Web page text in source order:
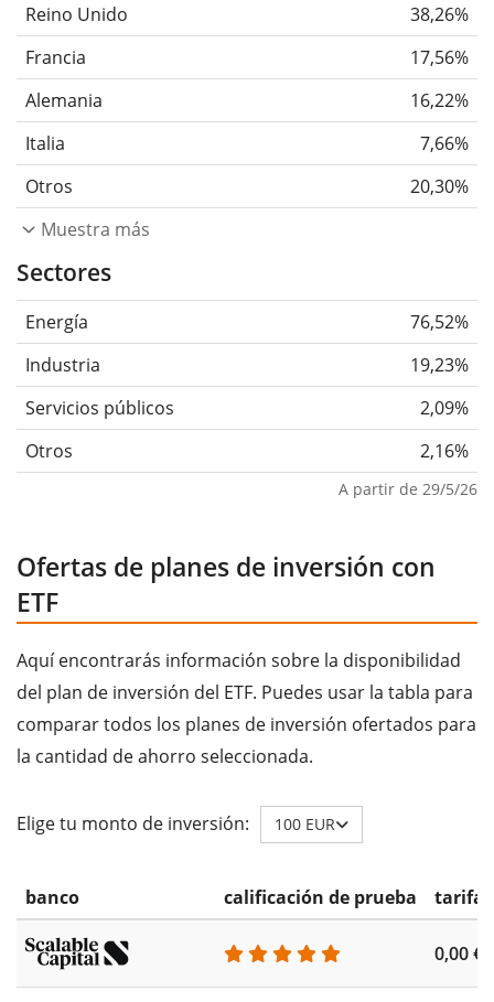
Reino Unido
38,26%
Francia
17,56%
Alemania
16,22%
Italia
7,66%
Otros
20,30%
Muestra más
Sectores
Energía
76,52%
Industria
19,23%
Servicios públicos
2,09%
Otros
2,16%
A partir de 29/5/26
Ofertas de planes de inversión con
ETF
Aquí encontrarás información sobre la disponibilidad
del plan de inversión del ETF. Puedes usar la tabla para
comparar todos los planes de inversión ofertados para
la cantidad de ahorro seleccionada.
Elige tu monto de inversión: 100 EUR
banco calificación de prueba tarifa
0,00 €